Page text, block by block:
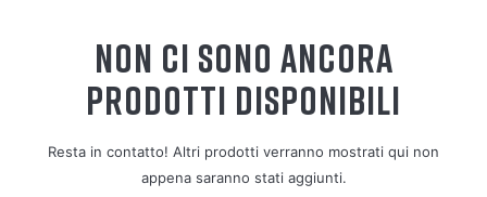
NON CI SONO ANCORA
PRODOTTI DISPONIBILI
Resta in contatto! Altri prodotti verranno mostrati qui non
appena saranno stati aggiunti.